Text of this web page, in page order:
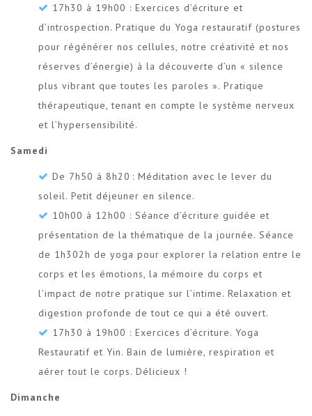
17h30 à 19h00 : Exercices d’écriture et
d’introspection. Pratique du Yoga restauratif (postures
pour régénérer nos cellules, notre créativité et nos
réserves d’énergie) à la découverte d’un « silence
plus vibrant que toutes les paroles ». Pratique
thérapeutique, tenant en compte le système nerveux
et l’hypersensibilité.
Samedi
De 7h50 à 8h20 : Méditation avec le lever du
soleil. Petit déjeuner en silence.
10h00 à 12h00 : Séance d’écriture guidée et
présentation de la thématique de la journée. Séance
de 1h302h de yoga pour explorer la relation entre le
corps et les émotions, la mémoire du corps et
l’impact de notre pratique sur l’intime. Relaxation et
digestion profonde de tout ce qui a été ouvert.
17h30 à 19h00 : Exercices d’écriture. Yoga
Restauratif et Yin. Bain de lumière, respiration et
aérer tout le corps. Délicieux !
Dimanche